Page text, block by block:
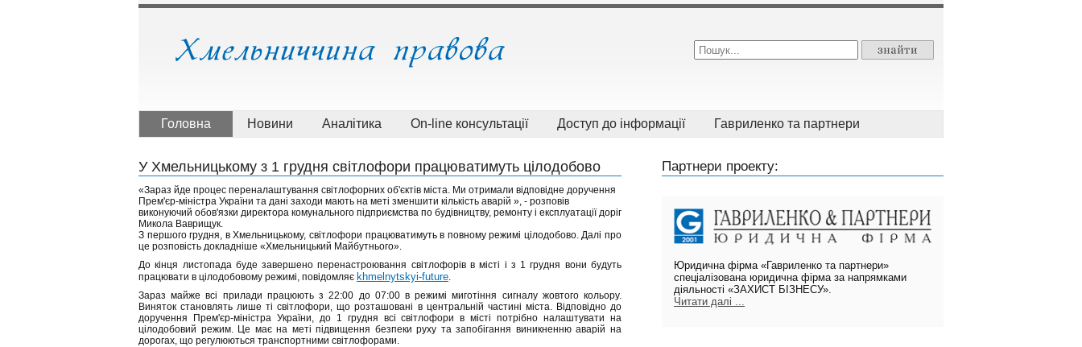
Головна Новини Аналітика On-line консультації Доступ до інформації Гавриленко та партнери
У Хмельницькому з 1 грудня світлофори працюватимуть цілодобово
«Зараз йде процес переналаштування світлофорних об'єктів міста. Ми отримали відповідне доручення
Прем'єр-міністра України та дані заходи мають на меті зменшити кількість аварій », - розповів
виконуючий обов'язки директора комунального підприємства по будівництву, ремонту і експлуатації доріг
Микола Ваврищук.
З першого грудня, в Хмельницькому, світлофори працюватимуть в повному режимі цілодобово. Далі про
це розповість докладніше «Хмельницький Майбутнього».
До кінця листопада буде завершено перенастроювання світлофорів в місті і з 1 грудня вони будуть
працювати в цілодобовому режимі, повідомляє khmelnytskyi-future.
Зараз майже всі прилади працюють з 22:00 до 07:00 в режимі миготіння сигналу жовтого кольору.
Виняток становлять лише ті світлофори, що розташовані в центральній частині міста. Відповідно до
доручення Прем'єр-міністра України, до 1 грудня всі світлофори в місті потрібно налаштувати на
цілодобовий режим. Це має на меті підвищення безпеки руху та запобігання виникненню аварій на
дорогах, що регулюються транспортними світлофорами.
Партнери проекту:
Юридична фірма «Гавриленко та партнери»
спеціалізована юридична фірма за напрямками
діяльності «ЗАХИСТ БІЗНЕСУ».
Читати далі ...